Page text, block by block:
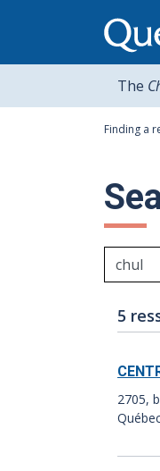
au
contenu
The
Finding a
of
5
2705,